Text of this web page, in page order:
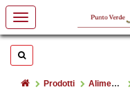
Cerca
HomeProdotti Alimentazione